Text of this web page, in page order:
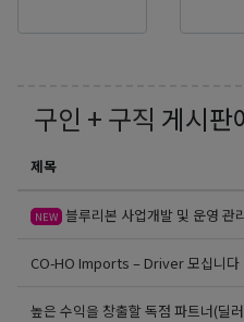
구인 + 구직 게시판
제목
NEW 블루리본 사업개발 및 운영 관
CO-HO Imports – Driver 모십니다
높은 수익을 창출할 독점 파트너(딜